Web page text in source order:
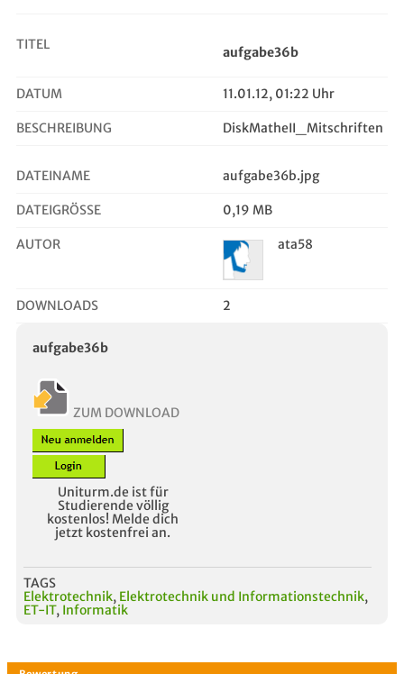
TITEL aufgabe36b
DATUM 11.01.12, 01:22 Uhr
BESCHREIBUNG DiskMatheII_Mitschriften
DATEINAME aufgabe36b.jpg
DATEIGRÖSSE 0,19 MB
AUTOR ata58
DOWNLOADS 2
aufgabe36b
ZUM DOWNLOAD
Uniturm.de ist für
Studierende völlig
kostenlos! Melde dich
jetzt kostenfrei an.
TAGS
Elektrotechnik, Elektrotechnik und Informationstechnik,
ET-IT, Informatik